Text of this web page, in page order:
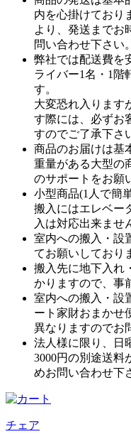
内を心掛けており
より、発送までお
問い合わせ下さい
弊社では配送費を
ライバー1名・1階
す。
大変恐れ入ります
す際には、必ずお
すのでご了承下さ
商品のお届けは基
重量がある大型の
のサポートをお願
小型商品(1人で簡
搬入にはエレベー
入は対応出来ませ
室内への搬入・設
てお願いしており
搬入先に地下入れ
かりますので、事
室内への搬入・設
ート家財おまかせ
異なりますのでお
法人様に限り、日
3000円の別途送料
めお問い合わせ下
チェア